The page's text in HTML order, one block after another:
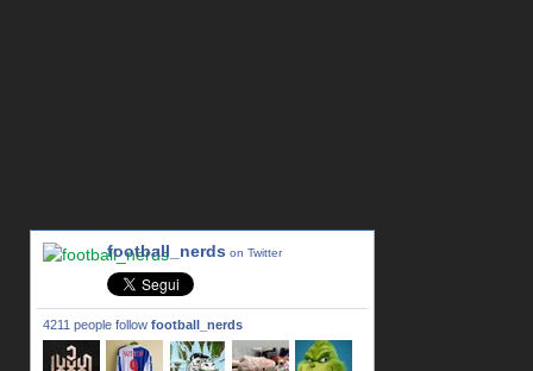
football_nerds on Twitter
4211 people follow football_nerds